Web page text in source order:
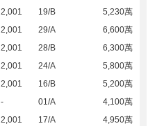
2,001 19/B
5,230萬
2,001 29/A
6,600萬
2,001 28/B
6,300萬
2,001 24/A
5,800萬
2,001 16/B
5,200萬
- 01/A
4,100萬
2,001 17/A
4,950萬